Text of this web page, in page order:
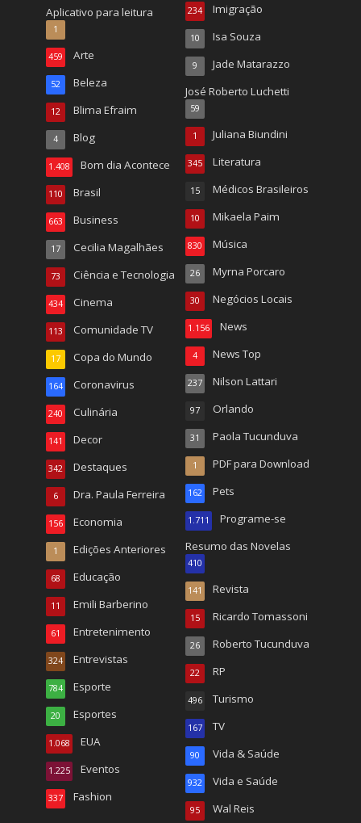
Aplicativo para leitura
1
Arte
459
Beleza
52
Blima Efraim
12
Blog
4
Bom dia Acontece
1.408
Brasil
110
Business
663
Cecilia Magalhães
17
Ciência e Tecnologia
73
Cinema
434
Comunidade TV
113
Copa do Mundo
17
Coronavirus
164
Culinária
240
Decor
141
Destaques
342
Dra. Paula Ferreira
6
Economia
156
Edições Anteriores
1
Educação
68
Emili Barberino
11
Entretenimento
61
Entrevistas
324
Esporte
784
Esportes
20
EUA
1.068
Eventos
1.225
Fashion
337
Imigração
234
Isa Souza
10
Jade Matarazzo
9
José Roberto Luchetti
59
Juliana Biundini
1
Literatura
345
Médicos Brasileiros
15
Mikaela Paim
10
Música
830
Myrna Porcaro
26
Negócios Locais
30
News
1.156
News Top
4
Nilson Lattari
237
Orlando
97
Paola Tucunduva
31
PDF para Download
1
Pets
162
Programe-se
1.711
Resumo das Novelas
410
Revista
141
Ricardo Tomassoni
15
Roberto Tucunduva
26
RP
22
Turismo
496
TV
167
Vida & Saúde
90
Vida e Saúde
932
Wal Reis
95